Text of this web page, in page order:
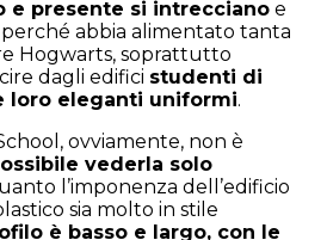
e presente si intrecciano e
abbia alimentato tanta
Hogwarts, soprattutto
dagli edifici studenti di
loro eleganti uniformi.
ovviamente, non è
vederla solo
l’imponenza dell’edificio
sia molto in stile
è basso e largo, con le